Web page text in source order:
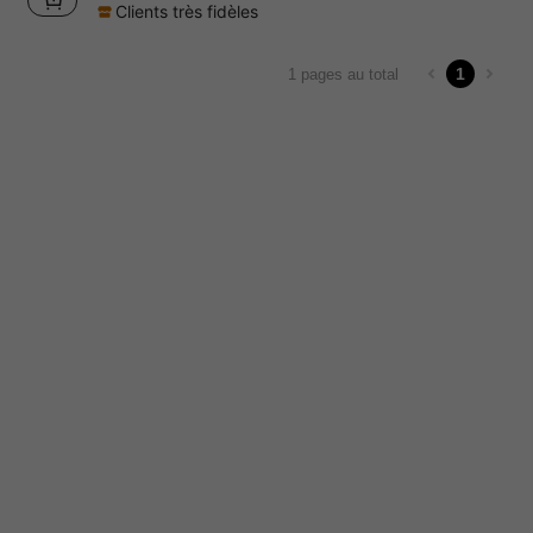
Clients très fidèles
1 pages au total 1